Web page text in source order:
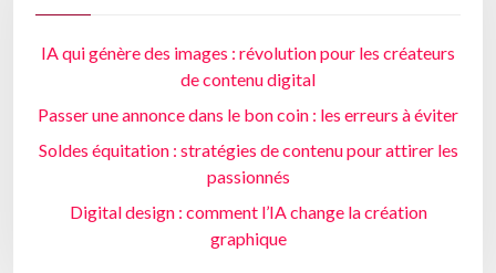
IA qui génère des images : révolution pour les créateurs
de contenu digital
Passer une annonce dans le bon coin : les erreurs à éviter
Soldes équitation : stratégies de contenu pour attirer les
passionnés
Digital design : comment l’IA change la création
graphique